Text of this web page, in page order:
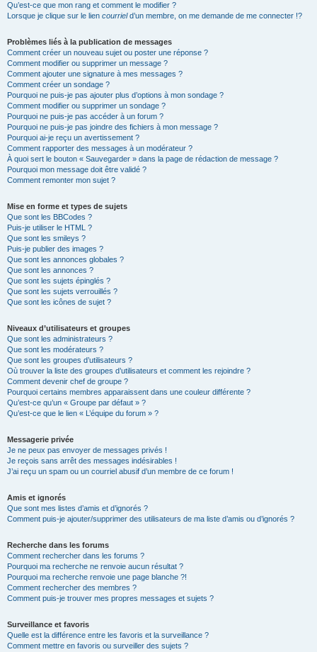
Qu’est-ce que mon rang et comment le modifier ?
Lorsque je clique sur le lien courrield’un membre, on me demande de me connecter !?
Problèmes liés à la publication de messages
Comment créer un nouveau sujet ou poster une réponse ?
Comment modifier ou supprimer un message ?
Comment ajouter une signature à mes messages ?
Comment créer un sondage ?
Pourquoi ne puis-je pas ajouter plus d’options à mon sondage ?
Comment modifier ou supprimer un sondage ?
Pourquoi ne puis-je pas accéder à un forum ?
Pourquoi ne puis-je pas joindre des fichiers à mon message ?
Pourquoi ai-je reçu un avertissement ?
Comment rapporter des messages à un modérateur ?
À quoi sert le bouton « Sauvegarder » dans la page de rédaction de message ?
Pourquoi mon message doit être validé ?
Comment remonter mon sujet ?
Mise en forme et types de sujets
Que sont les BBCodes ?
Puis-je utiliser le HTML ?
Que sont les smileys ?
Puis-je publier des images ?
Que sont les annonces globales ?
Que sont les annonces ?
Que sont les sujets épinglés ?
Que sont les sujets verrouillés ?
Que sont les icônes de sujet ?
Niveaux d’utilisateurs et groupes
Que sont les administrateurs ?
Que sont les modérateurs ?
Que sont les groupes d’utilisateurs ?
Où trouver la liste des groupes d’utilisateurs et comment les rejoindre ?
Comment devenir chef de groupe ?
Pourquoi certains membres apparaissent dans une couleur différente ?
Qu’est-ce qu’un « Groupe par défaut » ?
Qu’est-ce que le lien « L’équipe du forum » ?
Messagerie privée
Je ne peux pas envoyer de messages privés !
Je reçois sans arrêt des messages indésirables !
J’ai reçu un spam ou un courriel abusif d’un membre de ce forum !
Amis et ignorés
Que sont mes listes d’amis et d’ignorés ?
Comment puis-je ajouter/supprimer des utilisateurs de ma liste d’amis ou d’ignorés ?
Recherche dans les forums
Comment rechercher dans les forums ?
Pourquoi ma recherche ne renvoie aucun résultat ?
Pourquoi ma recherche renvoie une page blanche ?!
Comment rechercher des membres ?
Comment puis-je trouver mes propres messages et sujets ?
Surveillance et favoris
Quelle est la différence entre les favoris et la surveillance ?
Comment mettre en favoris ou surveiller des sujets ?